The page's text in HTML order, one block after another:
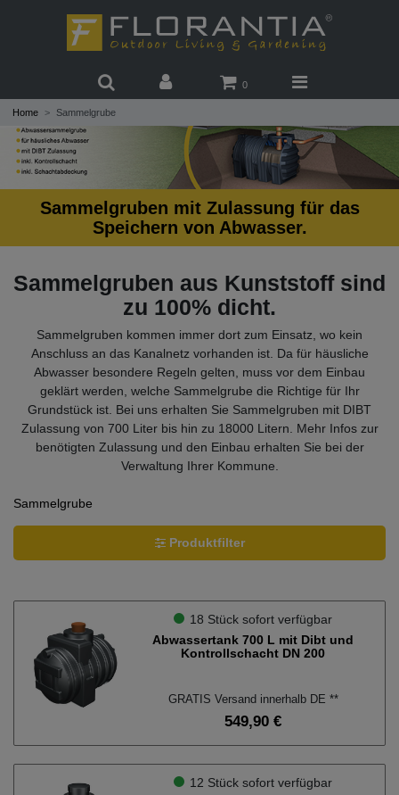
0
Home Sammelgrube
Sammelgruben mit Zulassung für das
Speichern von Abwasser.
Sammelgruben aus Kunststoff sind
zu 100% dicht.
Sammelgruben kommen immer dort zum Einsatz, wo kein
Anschluss an das Kanalnetz vorhanden ist. Da für häusliche
Abwasser besondere Regeln gelten, muss vor dem Einbau
geklärt werden, welche Sammelgrube die Richtige für Ihr
Grundstück ist. Bei uns erhalten Sie Sammelgruben mit DIBT
Zulassung von 700 Liter bis hin zu 18000 Litern. Mehr Infos zur
benötigten Zulassung und den Einbau erhalten Sie bei der
Verwaltung Ihrer Kommune.
Sammelgrube
Produktfilter
Wählen Sie ein Volumen.
3.000l - 5.000l 3
5.000l - 7.500l
18 Stück sofort verfügbar
Abwassertank 700 L mit Dibt und
Kontrollschacht DN 200
GRATIS Versand innerhalb DE **
549,90 €
12 Stück sofort verfügbar